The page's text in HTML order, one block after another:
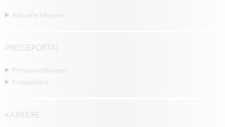
Aktuelle Messen
PRESSEPORTAL
Pressemeldungen
Pressefotos
KARRIERE